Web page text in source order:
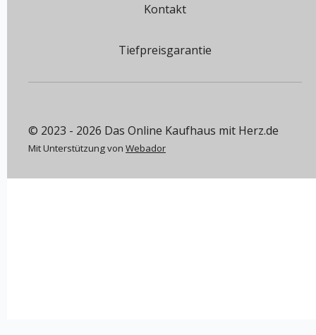
Kontakt
Tiefpreisgarantie
© 2023 - 2026 Das Online Kaufhaus mit Herz.de
Mit Unterstützung von Webador